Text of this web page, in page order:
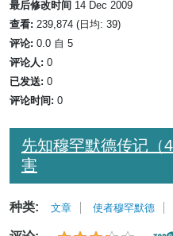
最后修改时间 14 Dec 2009
查看: 239,874 (日均: 39)
评论: 0.0 自 5
评论人: 0
已发送: 0
评论时间: 0
先知穆罕默德传记（
害
种类: 文章 使者穆罕默德